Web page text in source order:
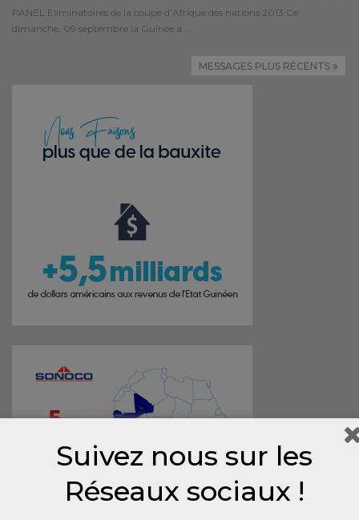
PANEL Eliminatoires de la coupe d’Afrique des nations 2013 Ce
dimanche, 09 septembre la Guinée a…
MESSAGES PLUS RÉCENTS
Suivez nous sur les
Réseaux sociaux !